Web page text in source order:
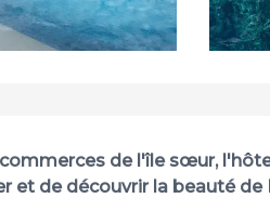
de l'île sœur,
et de découvrir la beauté de